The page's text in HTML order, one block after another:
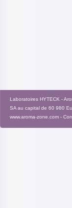
Laboratoires HYTECK -
SA au capital de 60 980
www.aroma-zone.com -